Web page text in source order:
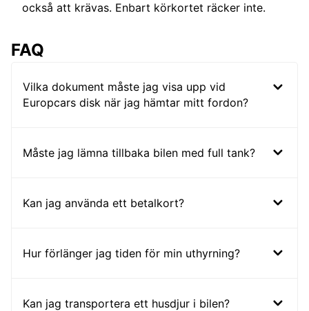
också att krävas. Enbart körkortet räcker inte.
FAQ
Vilka dokument måste jag visa upp vid
Europcars disk när jag hämtar mitt fordon?
Måste jag lämna tillbaka bilen med full tank?
Kan jag använda ett betalkort?
Hur förlänger jag tiden för min uthyrning?
Kan jag transportera ett husdjur i bilen?